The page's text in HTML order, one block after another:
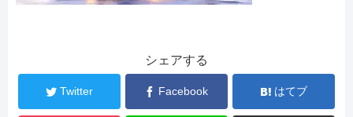
シェアする
Twitter Facebook はてブ